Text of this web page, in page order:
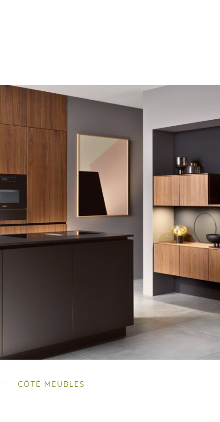
CÔTÉ MEUBLES